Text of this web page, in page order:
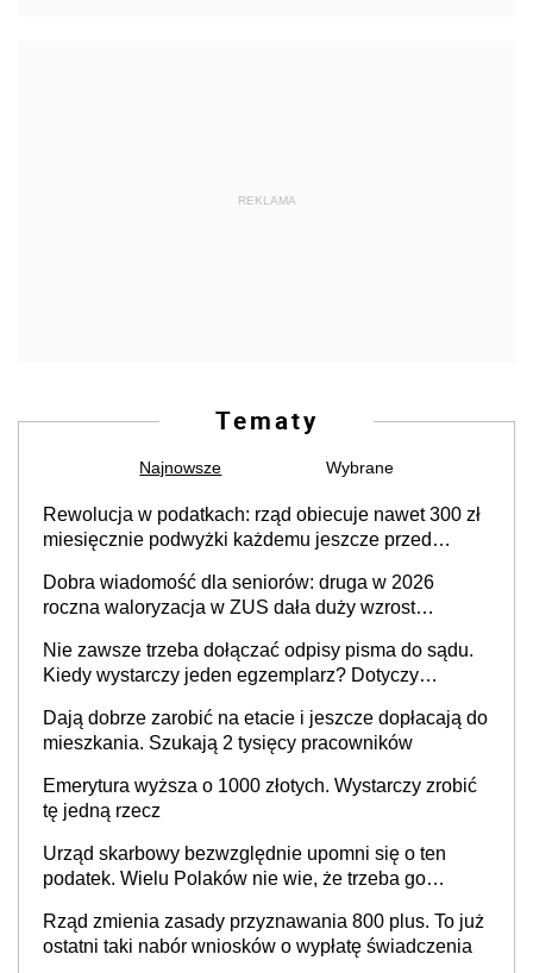
REKLAMA
Tematy
Najnowsze Wybrane
Rewolucja w podatkach: rząd obiecuje nawet 300 zł
miesięcznie podwyżki każdemu jeszcze przed
Dobra wiadomość dla seniorów: druga w 2026
roczna waloryzacja w ZUS dała duży wzrost
Nie zawsze trzeba dołączać odpisy pisma do sądu.
Kiedy wystarczy jeden egzemplarz? Dotyczy
Dają dobrze zarobić na etacie i jeszcze dopłacają do
mieszkania. Szukają 2 tysięcy pracowników
Emerytura wyższa o 1000 złotych. Wystarczy zrobić
tę jedną rzecz
Urząd skarbowy bezwzględnie upomni się o ten
podatek. Wielu Polaków nie wie, że trzeba go
Rząd zmienia zasady przyznawania 800 plus. To już
ostatni taki nabór wniosków o wypłatę świadczenia